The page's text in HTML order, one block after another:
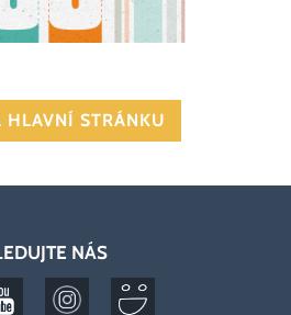
HLAVNÍ STRÁNKU
NÁS